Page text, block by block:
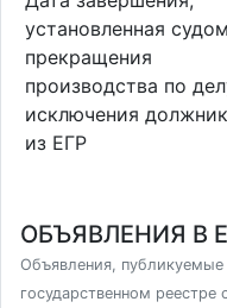
установленная
прекращения
производства по
исключения
из ЕГР
ОБЪЯВЛЕНИЯ В
Объявления,
государственном реестре